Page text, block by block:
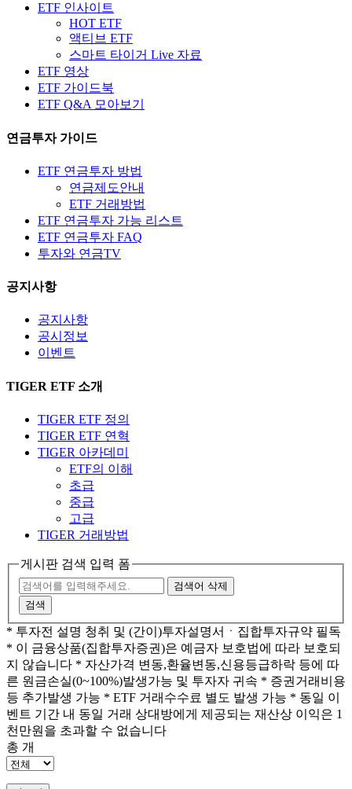
ETF 인사이트
HOT ETF
액티브 ETF
스마트 타이거 Live 자료
ETF 영상
ETF 가이드북
ETF Q&A 모아보기
연금투자 가이드
ETF 연금투자 방법
연금제도안내
ETF 거래방법
ETF 연금투자 가능 리스트
ETF 연금투자 FAQ
투자와 연금TV
공지사항
공지사항
공시정보
이벤트
TIGER ETF 소개
TIGER ETF 정의
TIGER ETF 연혁
TIGER 아카데미
ETF의 이해
초급
중급
고급
TIGER 거래방법
게시판 검색 입력 폼
검색어 삭제
검색
* 투자전 설명 청취 및 (간이)투자설명서ㆍ집합투자규약 필독
* 이 금융상품(집합투자증권)은 예금자 보호법에 따라 보호되
지 않습니다 * 자산가격 변동,환율변동,신용등급하락 등에 따
른 원금손실(0~100%)발생가능 및 투자자 귀속 * 증권거래비용
등 추가발생 가능 * ETF 거래수수료 별도 발생 가능 * 동일 이
벤트 기간 내 동일 거래 상대방에게 제공되는 재산상 이익은 1
천만원을 초과할 수 없습니다
총 개